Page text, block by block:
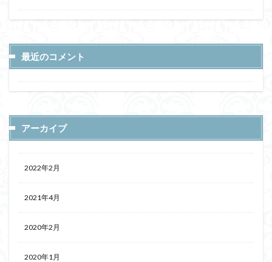
最近のコメント
アーカイブ
2022年2月
2021年4月
2020年2月
2020年1月